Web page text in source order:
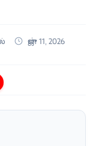
ஜுன் 11, 2026